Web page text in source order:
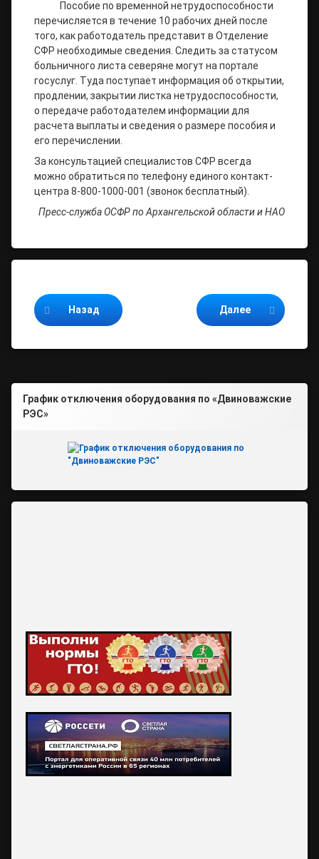
Пособие по временной нетрудоспособности
перечисляется в течение 10 рабочих дней после
того, как работодатель представит в Отделение
СФР необходимые сведения. Следить за статусом
больничного листа северяне могут на портале
госуслуг. Туда поступает информация об открытии,
продлении, закрытии листка нетрудоспособности,
о передаче работодателем информации для
расчета выплаты и сведения о размере пособия и
его перечислении.
За консультацией специалистов СФР всегда
можно обратиться по телефону единого контакт-
центра 8-800-1000-001 (звонок бесплатный).
Пресс-служба ОСФР по Архангельской области и НАО
Назад Далее
График отключения оборудования по «Двиноважские
РЭС»